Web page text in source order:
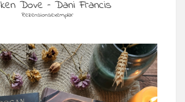
Dove – Dani Francis
Rezensionsexemplar